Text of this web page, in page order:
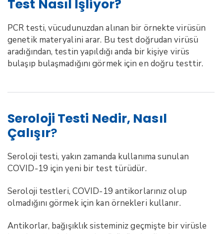
Test Nasıl Işliyor?
PCR testi, vücudunuzdan alınan bir örnekte virüsün
genetik materyalini arar. Bu test doğrudan virüsü
aradığından, testin yapıldığı anda bir kişiye virüs
bulaşıp bulaşmadığını görmek için en doğru testtir.
Seroloji Testi Nedir, Nasıl
Çalışır?
Seroloji testi, yakın zamanda kullanıma sunulan
COVID-19 için yeni bir test türüdür.
Seroloji testleri, COVID-19 antikorlarınız olup
olmadığını görmek için kan örnekleri kullanır.
Antikorlar, bağışıklık sisteminiz geçmişte bir virüsle